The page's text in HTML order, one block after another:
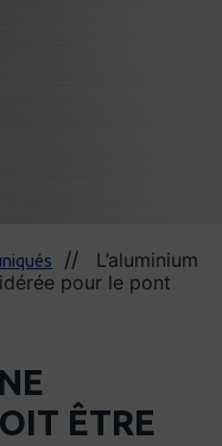
L’aluminium
pour le pont
ÊTRE